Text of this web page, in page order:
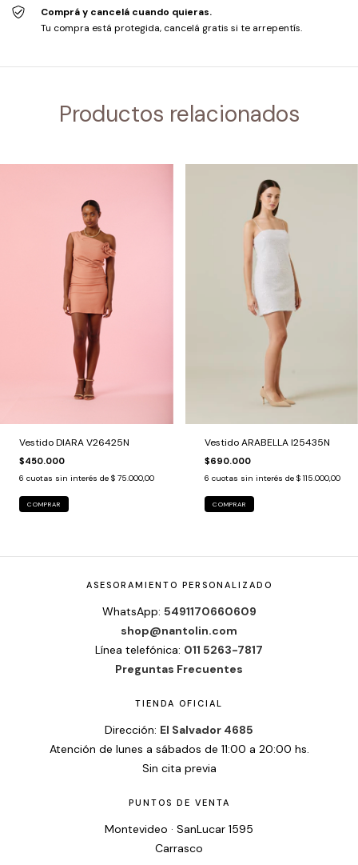
Comprá y cancelá cuando quieras.
Tu compra está protegida, cancelá gratis si te arrepentís.
Productos relacionados
Vestido DIARA V26425N
$450.000
6 cuotas sin interés de $ 75.000,00
COMPRAR
Vestido ARABELLA I25435N
$690.000
6 cuotas sin interés de $ 115.000,00
COMPRAR
ASESORAMIENTO PERSONALIZADO
WhatsApp: 5491170660609
shop@nantolin.com
Línea telefónica: 011 5263-7817
Preguntas Frecuentes
TIENDA OFICIAL
Dirección: El Salvador 4685
Atención de lunes a sábados de 11:00 a 20:00 hs.
Sin cita previa
PUNTOS DE VENTA
Montevideo · SanLucar 1595
Carrasco